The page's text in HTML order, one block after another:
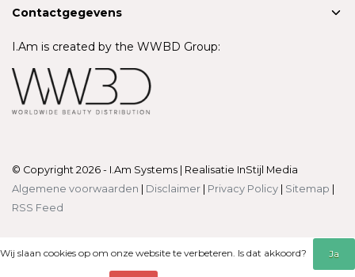
Contactgegevens
I.Am is created by the WWBD Group:
© Copyright 2026 - I.Am Systems | Realisatie InStijl Media
Algemene voorwaarden | Disclaimer | Privacy Policy | Sitemap |
RSS Feed
Wij slaan cookies op om onze website te verbeteren. Is dat akkoord? Ja